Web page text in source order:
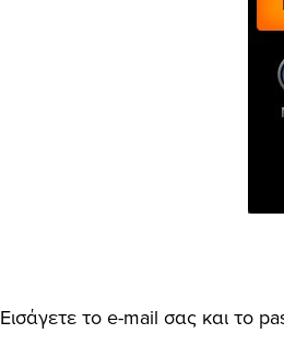
Eισάγετε το e-mail σας και το